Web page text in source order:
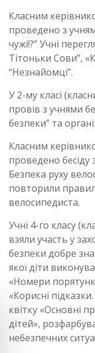
Класним
проведено з
чужі!?” Учні
Тітоньки Сови”,
“Незнайомці”.
У 2-му класі
провів з учнями
безпеки” та
Класним
проведено бесіду
Безпека руху
повторили
велосипедиста.
Учні 4-го класу
взяли участь у
безпеки добре
якої діти
«Номери
«Корисні
квітку «Основні
дітей»,
небезпечних